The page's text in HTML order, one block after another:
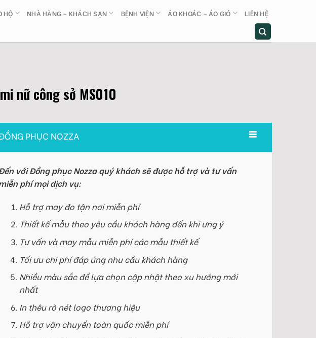
HỘ NHÀ HÀNG – KHÁCH SẠN BỆNH VIỆN ÁO KHOÁC – ÁO GIÓ LIÊN HỆ
nữ công sở MS010
PHỤC NOZZA
với Đồng phục Nozza quý khách sẽ được hỗ trợ và tư vấn
phí mọi dịch vụ:
Hỗ trợ may đo tận nơi miễn phí
Thiết kế mẫu theo yêu cầu khách hàng đến khi ưng ý
Tư vấn và may mẫu miễn phí các mẫu thiết kế
Tối ưu chi phí đáp ứng nhu cầu khách hàng
Nhiều màu sắc để lựa chọn cập nhật theo xu hướng mới
nhất
In thêu rõ nét logo thương hiệu
Hỗ trợ vận chuyển toàn quốc miễn phí